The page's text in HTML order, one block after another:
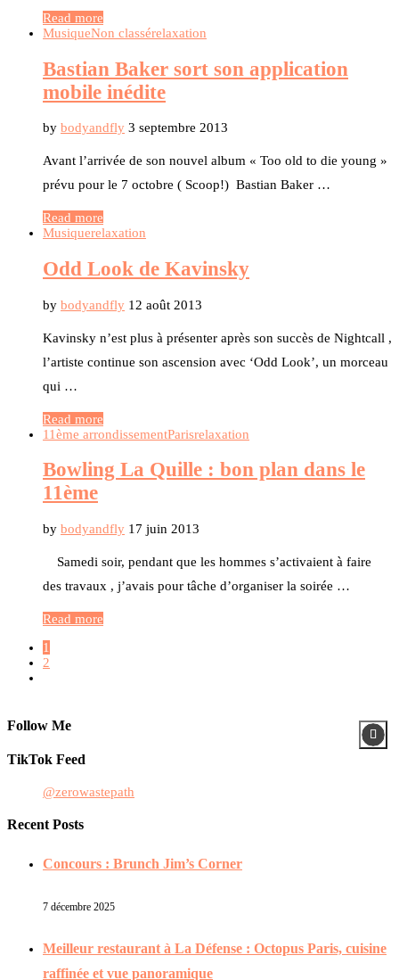
Read more
MusiqueNon classérelaxation
Bastian Baker sort son application
mobile inédite
by bodyandfly 3 septembre 2013
Avant l’arrivée de son nouvel album « Too old to die young »
prévu pour le 7 octobre ( Scoop!) Bastian Baker …
Read more
Musiquerelaxation
Odd Look de Kavinsky
by bodyandfly 12 août 2013
Kavinsky n’est plus à présenter après son succès de Nightcall ,
l’artiste continue son ascension avec ‘Odd Look’, un morceau
qui …
Read more
11ème arrondissementParisrelaxation
Bowling La Quille : bon plan dans le
11ème
by bodyandfly 17 juin 2013
Samedi soir, pendant que les hommes s’activaient à faire
des travaux , j’avais pour tâche d’organiser la soirée …
Read more
1
2
Follow Me
TikTok Feed
@zerowastepath
Recent Posts
Concours : Brunch Jim’s Corner
7 décembre 2025
Meilleur restaurant à La Défense : Octopus Paris, cuisine
raffinée et vue panoramique